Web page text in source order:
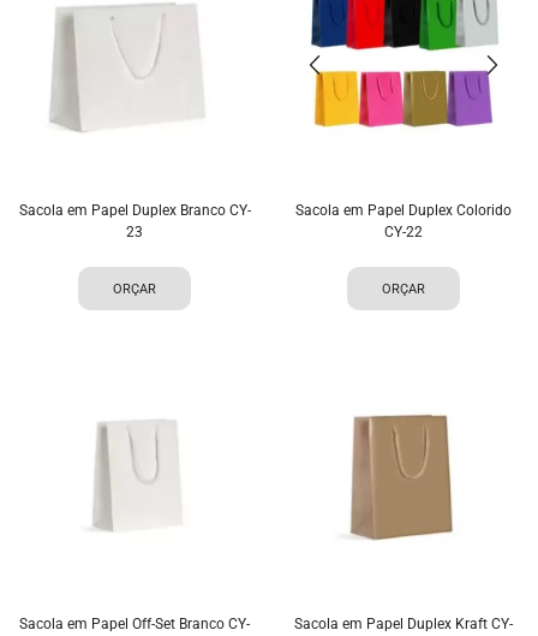
Sacola em Papel Duplex Branco CY-
23
ORÇAR
Sacola em Papel Duplex Colorido
CY-22
ORÇAR
Sacola em Papel Off-Set Branco CY-
Sacola em Papel Duplex Kraft CY-